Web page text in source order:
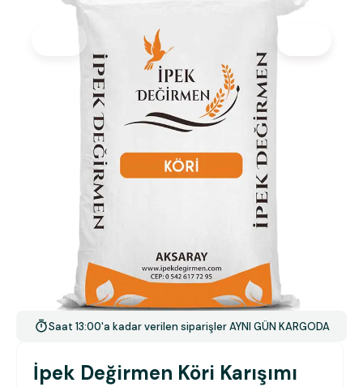
Saat 13:00'a kadar verilen siparişler AYNI GÜN KARGODA
İpek Değirmen Köri Karışımı